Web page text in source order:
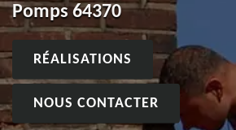
Pomps 64370
RÉALISATIONS
NOUS CONTACTER